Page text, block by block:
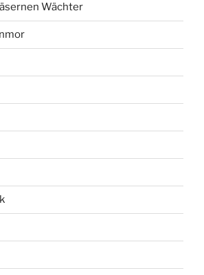
Wächter